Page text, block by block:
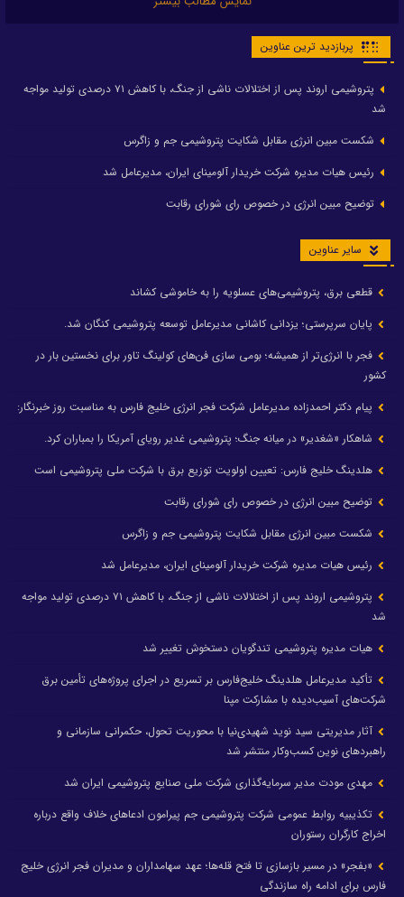
پربازدید ترین عناوین
پتروشیمی اروند پس از اختلالات ناشی از جنگ، با کاهش ۷۱ درصدی تولید مواجه
شد
شکست مبین انرژی مقابل شکایت پتروشیمی جم و زاگرس
رئیس هیات مدیره شرکت خریدار آلومینای ایران، مدیرعامل شد
توضیح مبین انرژی در خصوص رای شورای رقابت
سایر عناوین
قطعی برق، پتروشیمی‌های عسلویه را به خاموشی کشاند
پایان سرپرستی؛ یزدانی کاشانی مدیرعامل توسعه پتروشیمی کنگان شد.
فجر با انرژی‌تر از همیشه؛ بومی سازی فن‌های کولینگ تاور برای نخستین بار در
کشور
پیام دکتر احمدزاده مدیرعامل شرکت فجر انرژی خلیج فارس به مناسبت روز خبرنگار:
شاهکار «شغدیر» در میانه جنگ؛ پتروشیمی غدیر رویای آمریکا را بمباران کرد.
هلدینگ خلیج فارس: تعیین اولویت توزیع برق با شرکت ملی پتروشیمی است
توضیح مبین انرژی در خصوص رای شورای رقابت
شکست مبین انرژی مقابل شکایت پتروشیمی جم و زاگرس
رئیس هیات مدیره شرکت خریدار آلومینای ایران، مدیرعامل شد
پتروشیمی اروند پس از اختلالات ناشی از جنگ، با کاهش ۷۱ درصدی تولید مواجه
شد
هیات مدیره پتروشیمی تندگویان دستخوش تغییر شد
تأکید مدیرعامل هلدینگ خلیج‌فارس بر تسریع در اجرای پروژه‌های تأمین برق
شرکت‌های آسیب‌دیده با مشارکت مپنا
آثار مدیریتی سید نوید شهیدی‌نیا با محوریت تحول، حکمرانی سازمانی و
راهبردهای نوین کسب‌وکار منتشر شد
مهدی مودت مدیر سرمایه‌گذاری شرکت ملی صنایع پتروشیمی ایران شد
تکذیبیه روابط عمومی شرکت پتروشیمی جم پیرامون ادعاهای خلاف واقع درباره
اخراج کارگران رستوران
«بفجر» در مسیر بازسازی تا فتح قله‌ها؛ عهد سهامداران و مدیران فجر انرژی خلیج
فارس برای ادامه راه سازندگی